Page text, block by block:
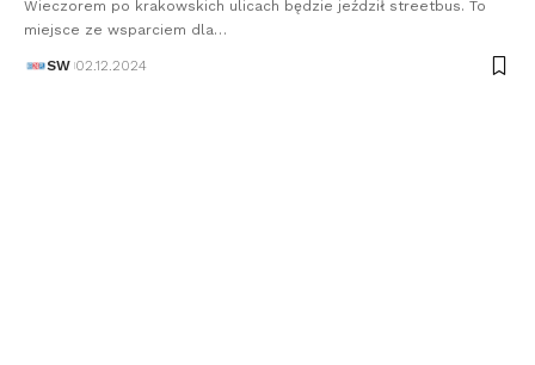
Wieczorem po krakowskich ulicach będzie jeździł streetbus. To
miejsce ze wsparciem dla…
SW 02.12.2024